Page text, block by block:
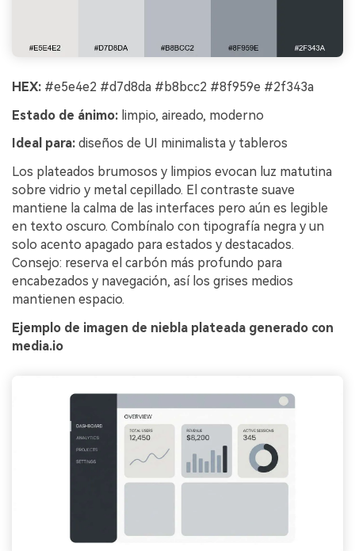
HEX: #e5e4e2 #d7d8da #b8bcc2 #8f959e #2f343a
Estado de ánimo: limpio, aireado, moderno
Ideal para: diseños de UI minimalista y tableros
Los plateados brumosos y limpios evocan luz matutina
sobre vidrio y metal cepillado. El contraste suave
mantiene la calma de las interfaces pero aún es legible
en texto oscuro. Combínalo con tipografía negra y un
solo acento apagado para estados y destacados.
Consejo: reserva el carbón más profundo para
encabezados y navegación, así los grises medios
mantienen espacio.
Ejemplo de imagen de niebla plateada generado con
media.io